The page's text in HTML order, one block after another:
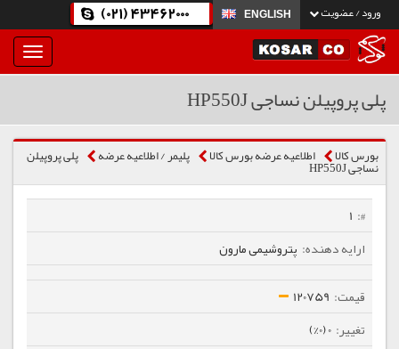
ورود / عضویت ENGLISH
(021) 43462000
بار
و
پلی پروپیلن نساجی HP550J
بورس کالا اطلاعیه عرضه بورس کالا پلیمر / اطلاعیه عرضه پلی پروپیلن
نساجی HP550J
1
پتروشیمی مارون
120759
0 (0%)